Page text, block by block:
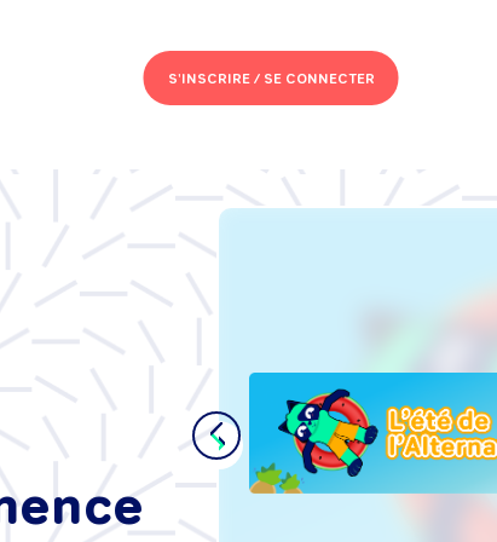
S'INSCRIRE /SE CONNECTER